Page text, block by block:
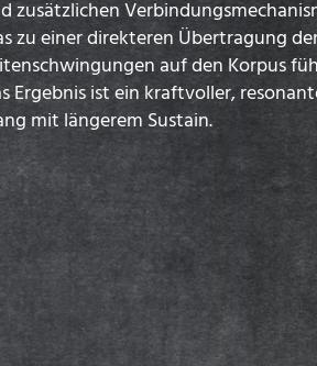
zusätzlichen
zu einer direkteren Übertragung
auf den Korpus
Ergebnis ist ein kraftvoller,
mit längerem Sustain.